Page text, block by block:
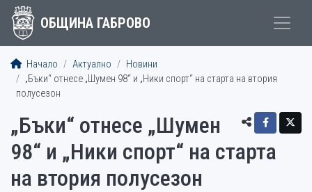
ОБЩИНА ГАБРОВО
Начало Актуално
Новини
„Бъки“ отнесе „Шумен 98“ и „Ники спорт“ на старта на втория
полусезон
„Бъки“ отнесе „Шумен
98“ и „Ники спорт“ на старта
на втория полусезон